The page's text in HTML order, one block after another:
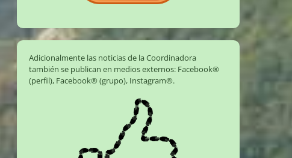
Adicionalmente las noticias de la Coordinadora
también se publican en medios externos: Facebook®
(perfil), Facebook® (grupo), Instagram®.